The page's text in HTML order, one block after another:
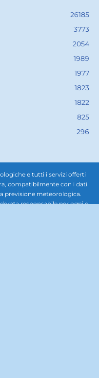
26185
3773
2054
1989
1977
1823
1822
825
296
e tutti i servizi offerti
compatibilmente con i dati
previsione meteorologica.
responsabile per ogni o